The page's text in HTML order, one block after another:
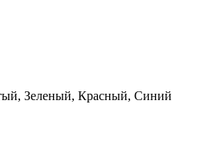
Зеленый, Красный, Синий